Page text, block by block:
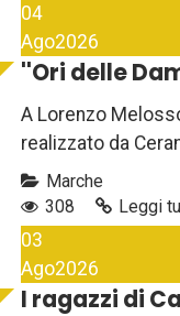
04
Ago2026
''Ori delle
A Lorenzo
realizzato da
Marche
308
Leggi
03
Ago2026
I ragazzi di